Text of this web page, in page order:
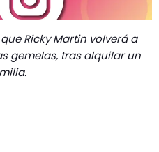
Ricky Martin volverá a
gemelas, tras alquilar un